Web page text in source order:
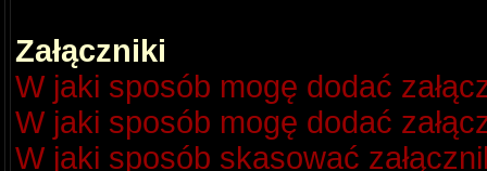
Załączniki
W jaki sposób mogę dodać
W jaki sposób mogę dodać
W jaki sposób skasować